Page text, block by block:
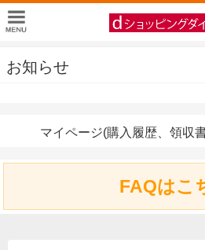
お知らせ
マイページ(購入履歴、領収
FAQはこ